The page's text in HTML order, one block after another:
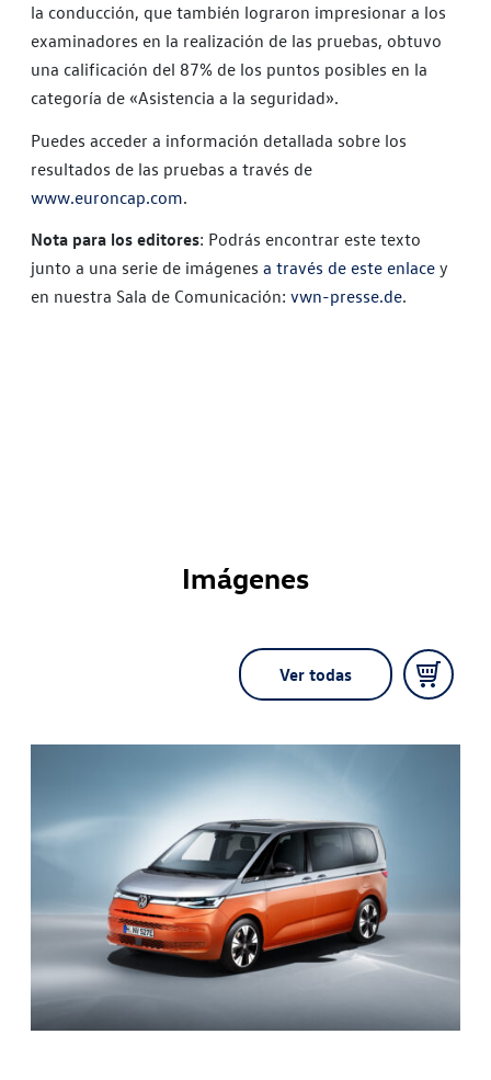
la conducción, que también lograron impresionar a los
examinadores en la realización de las pruebas, obtuvo
una calificación del 87% de los puntos posibles en la
categoría de «Asistencia a la seguridad».
Puedes acceder a información detallada sobre los
resultados de las pruebas a través de
www.euroncap.com.
Nota para los editores: Podrás encontrar este texto
junto a una serie de imágenes a través de este enlace y
en nuestra Sala de Comunicación: vwn-presse.de.
Imágenes
Ver todas